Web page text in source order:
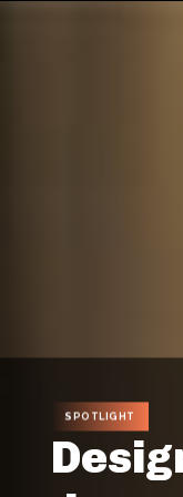
SPOTLIGHT